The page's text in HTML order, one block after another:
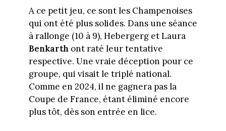
A ce petit jeu, ce sont les Champenoises
qui ont été plus solides. Dans une séance
à rallonge (10 à 9), Hebergerg et Laura
Benkarth ont raté leur tentative
respective. Une vraie déception pour ce
groupe, qui visait le triplé national.
Comme en 2024, il ne gagnera pas la
Coupe de France, étant éliminé encore
plus tôt, dès son entrée en lice.